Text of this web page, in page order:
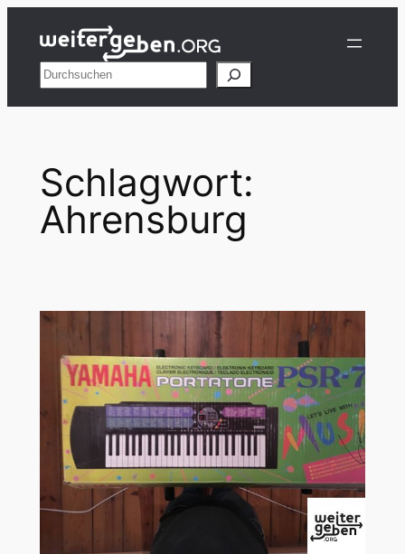
Inhalt
springenSuchen
Schlagwort:
Ahrensburg